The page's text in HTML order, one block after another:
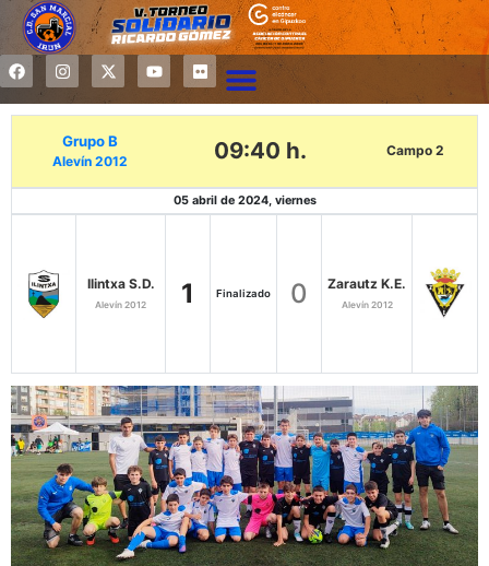
Grupo B
Alevín 2012 09:40 h. Campo 2
05 abril de 2024, viernes
Ilintxa S.D.
Alevín 2012 1 Finalizado 0 Zarautz K.E.
Alevín 2012